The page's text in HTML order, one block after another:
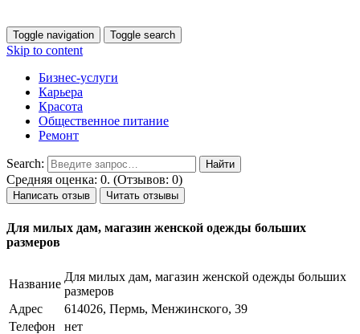
Toggle navigation Toggle search
Skip to content
Бизнес-услуги
Карьера
Красота
Общественное питание
Ремонт
Search:
Средняя оценка: 0. (Отзывов: 0)
Написать отзыв Читать отзывы
Для милых дам, магазин женской одежды больших
размеров
Название
Для милых дам, магазин женской одежды больших
размеров
Адрес
614026, Пермь, Менжинского, 39
Телефон
нет